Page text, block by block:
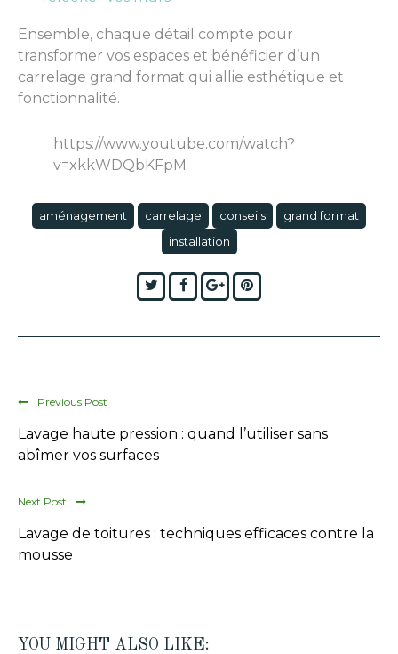
Ensemble, chaque détail compte pour
transformer vos espaces et bénéficier d’un
carrelage grand format qui allie esthétique et
fonctionnalité.
https://www.youtube.com/watch?
v=xkkWDQbKFpM
aménagement carrelage conseils
grand format
installation
TwitterFacebook
Google+Pinterest
Previous Post
Lavage haute pression : quand l’utiliser sans
abîmer vos surfaces
Next Post
Lavage de toitures : techniques efficaces contre la
mousse
YOU MIGHT ALSO LIKE: